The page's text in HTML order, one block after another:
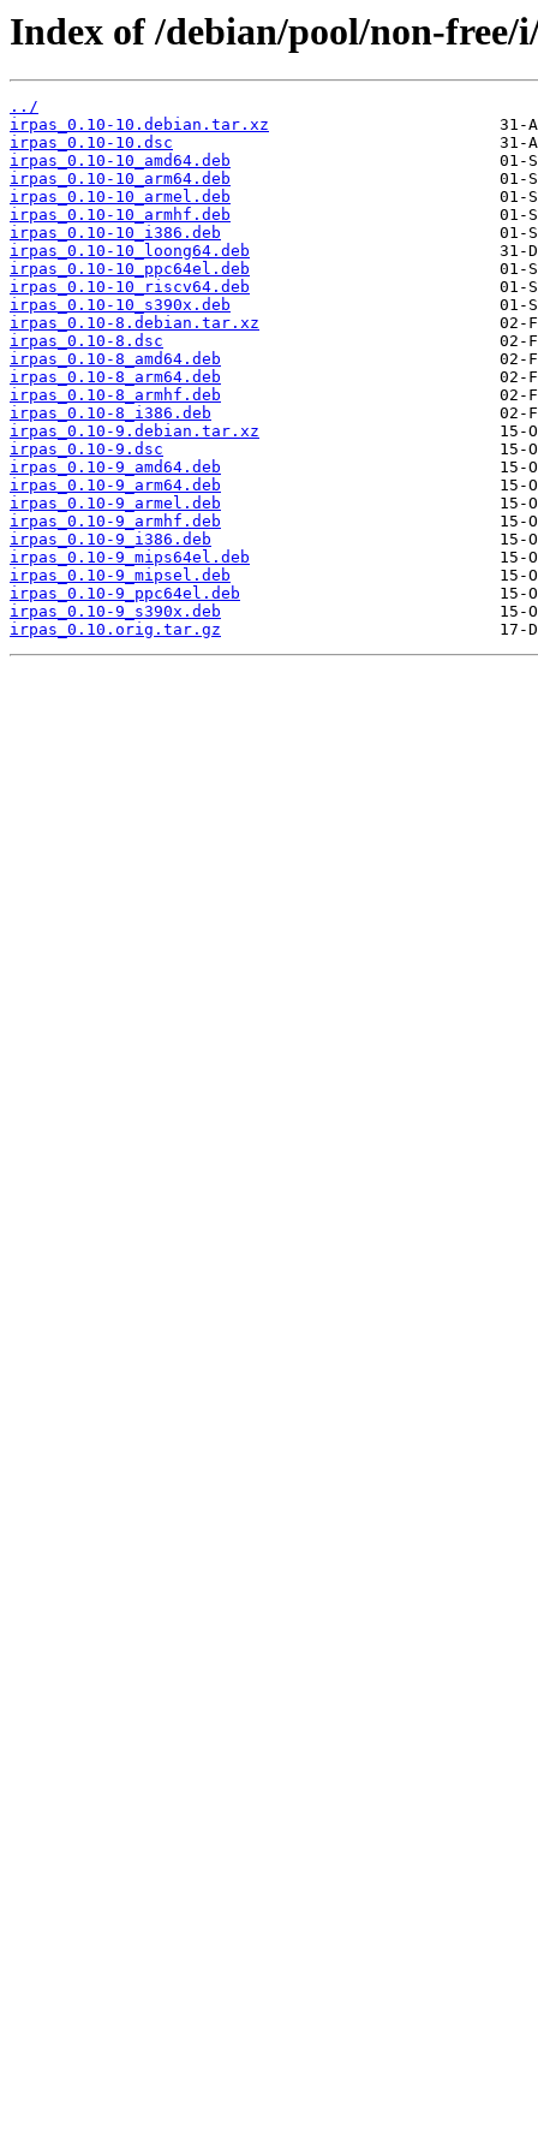
Index of /debian/pool/non-free/
../
irpas_0.10-10.debian.tar.xz
irpas_0.10-10.dsc
irpas_0.10-10_amd64.deb
irpas_0.10-10_arm64.deb
irpas_0.10-10_armel.deb
irpas_0.10-10_armhf.deb
irpas_0.10-10_i386.deb
irpas_0.10-10_loong64.deb
irpas_0.10-10_ppc64el.deb
irpas_0.10-10_riscv64.deb
irpas_0.10-10_s390x.deb
irpas_0.10-8.debian.tar.xz
irpas_0.10-8.dsc
irpas_0.10-8_amd64.deb
irpas_0.10-8_arm64.deb
irpas_0.10-8_armhf.deb
irpas_0.10-8_i386.deb
irpas_0.10-9.debian.tar.xz
irpas_0.10-9.dsc
irpas_0.10-9_amd64.deb
irpas_0.10-9_arm64.deb
irpas_0.10-9_armel.deb
irpas_0.10-9_armhf.deb
irpas_0.10-9_i386.deb
irpas_0.10-9_mips64el.deb
irpas_0.10-9_mipsel.deb
irpas_0.10-9_ppc64el.deb
irpas_0.10-9_s390x.deb
irpas_0.10.orig.tar.gz